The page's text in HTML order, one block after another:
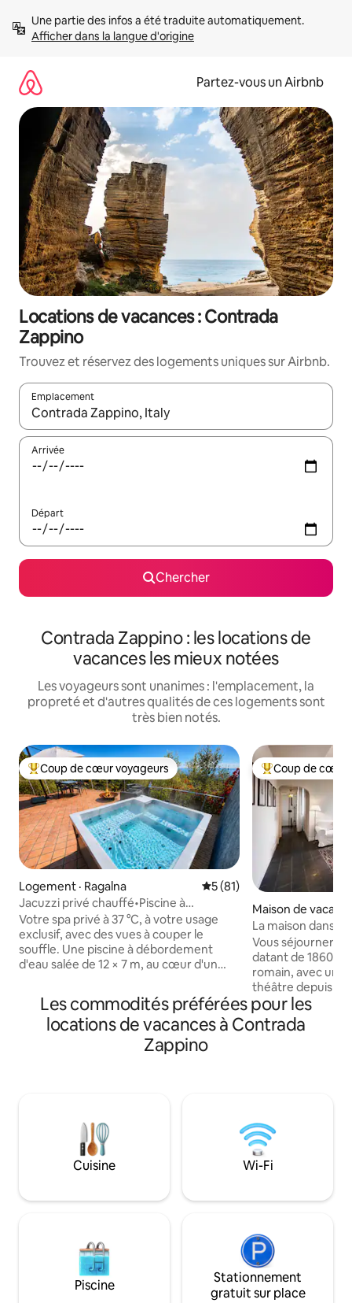
directement
Afficher dans la langue d'origine
Partez-vous un Airbnb
Locations de vacances : Contrada
Zappino
Trouvez et réservez des logements uniques sur Airbnb.
Emplacement
Quand les résultats sont affichés, parcourez-les en utilisant
Arrivée
Départ
Chercher
Contrada Zappino : les locations de
vacances les mieux notées
Les voyageurs sont unanimes : l'emplacement, la
propreté et d'autres qualités de ces logements sont
très bien notés.
Coup de cœur voyageurs parmi les plus aimés
Coup de cœur voyageurs
Logement · Ragalna Note moyenne de 5 sur 5,
5 (81)
Jacuzzi privé chauffé•Piscine à
débordement•Rahal Luxury
Votre spa privé à 37 °C, à votre usage
exclusif, avec des vues à couper le
souffle. Une piscine à débordement
d'eau salée de 12 × 7 m, au cœur d'un
une partie peu profonde et une vue sur
la mer (partagée avec une seule autre
résidence). Une retraite architecturale
primée au pied de l'Etna. La vue sur la
mer, le foyer extérieur et le foyer
séjour exclusif. Le point de départ idéal
pour explorer l'est de la Sicile
Coup de cœur
Coup de cœur
Maison de
o Catania
La maison dans
historique de
Vous séjournerez
datant de 1860,
romain, avec une
théâtre depuis les
fenêtres de la maison. La
surprendra. Vous êtes dans le centre
historique de la
hébergement
vous choisissez
serez heureux et
Les commodités préférées pour les
locations de vacances à Contrada
Zappino
Cuisine Wi-Fi
Piscine
Stationnement
gratuit sur place